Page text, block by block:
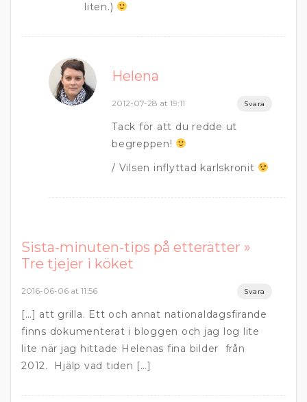
liten.)
Helena
2012-07-28 at 19:11 Svara
Tack för att du redde ut
begreppen!
/ Vilsen inflyttad karlskronit
Sista-minuten-tips på etterätter »
Tre tjejer i köket
2016-06-06 at 11:56 Svara
[…] att grilla. Ett och annat nationaldagsfirande
finns dokumenterat i bloggen och jag log lite
lite när jag hittade Helenas fina bilder från
2012. Hjälp vad tiden […]